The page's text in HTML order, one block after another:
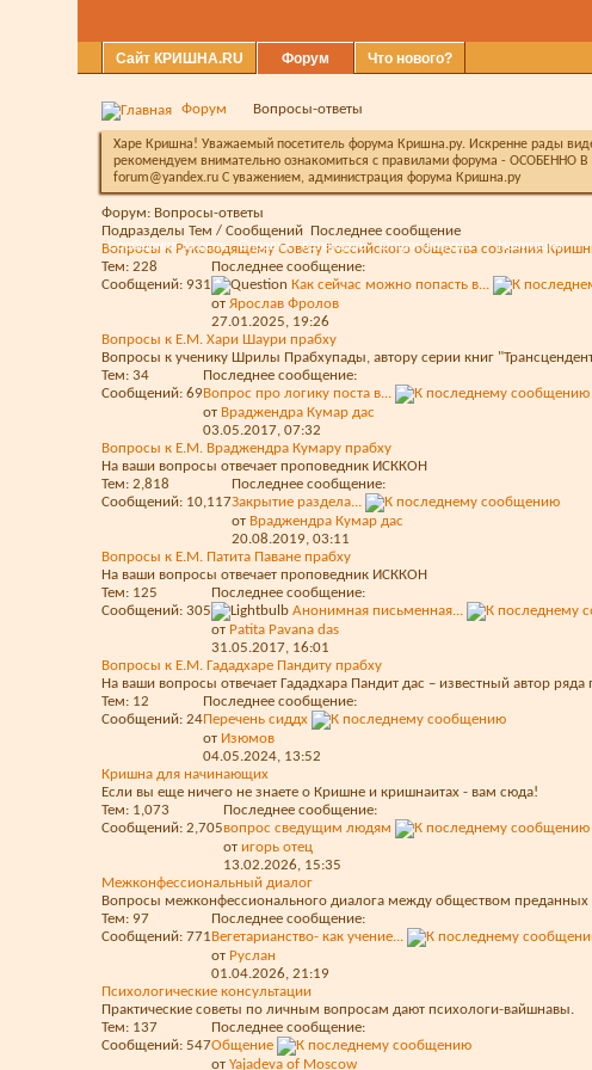
Сайт КРИШНА.RU Форум
Сообщения за день Справка Календарь Опции форума Навигация
Что нового?
Форум Вопросы-ответы
Харе Кришна! Уважаемый посетитель форума Кришна.ру. Искренне рады
рекомендуем внимательно ознакомиться с правилами форума - ОСОБЕННО
forum@yandex.ru С уважением, администрация форума Кришна.ру
Форум: Вопросы-ответы
Подразделы Тем / Сообщений Последнее сообщение
Вопросы к Руководящему Совету Российского общества сознания
Тем: 228
Сообщений: 931
Последнее сообщение:
Как сейчас можно попасть в...
от Ярослав Фролов
27.01.2025, 19:26
Вопросы к Е.М. Хари Шаури прабху
Вопросы к ученику Шрилы Прабхупады, автору серии книг
Тем: 34
Сообщений: 69
Последнее сообщение:
Вопрос про логику поста в...
от Враджендра Кумар дас
03.05.2017, 07:32
Вопросы к Е.М. Враджендра Кумару прабху
На ваши вопросы отвечает проповедник ИСККОН
Тем: 2,818
Сообщений: 10,117
Последнее сообщение:
Закрытие раздела...
от Враджендра Кумар дас
20.08.2019, 03:11
Вопросы к Е.М. Патита Паване прабху
На ваши вопросы отвечает проповедник ИСККОН
Тем: 125
Сообщений: 305
Последнее сообщение:
Анонимная письменная...
от Patita Pavana das
31.05.2017, 16:01
Вопросы к Е.М. Гададхаре Пандиту прабху
На ваши вопросы отвечает Гададхара Пандит дас – известный автор
Тем: 12
Сообщений: 24
Последнее сообщение:
Перечень сиддх
от Изюмов
04.05.2024, 13:52
Кришна для начинающих
Если вы еще ничего не знаете о Кришне и кришнаитах - вам сюда!
Тем: 1,073
Сообщений: 2,705
Последнее сообщение:
вопрос сведущим людям
от игорь отец
13.02.2026, 15:35
Межконфессиональный диалог
Вопросы межконфессионального диалога между обществом
Тем: 97
Сообщений: 771
Последнее сообщение:
Вегетарианство- как учение...
от Руслан
01.04.2026, 21:19
Психологические консультации
Практические советы по личным вопросам дают психологи-вайшнавы.
Тем: 137
Сообщений: 547
Последнее сообщение:
Общение
от Yajadeva of Moscow